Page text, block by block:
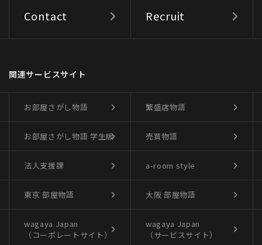
Contact Recruit
関連サービスサイト
お部屋さがし物語 繁盛店物語
お部屋さがし物語 学生版 売買物語
法人支援課 a-room style
東京 部屋物語 大阪 部屋物語
wagaya Japan
（コーポレートサイト）
wagaya Japan
（サービスサイト）